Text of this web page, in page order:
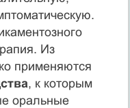
Из
применяются
, к которым
оральные